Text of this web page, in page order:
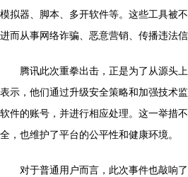
模拟器、脚本、多开软件等。这些工具被
进而从事网络诈骗、恶意营销、传播违法信
腾讯此次重拳出击，正是为了从源头
表示，他们通过升级安全策略和加强技术
软件的账号，并进行相应处理。这一举措
全，也维护了平台的公平性和健康环境。
对于普通用户而言，此次事件也敲响